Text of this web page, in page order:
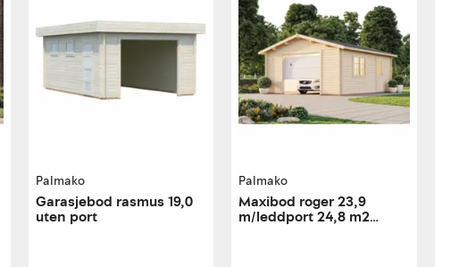
Palmako
Garasjebod rasmus 19,0
uten port
Palmako
Maxibod roger 23,9
m/leddport 24,8 m2